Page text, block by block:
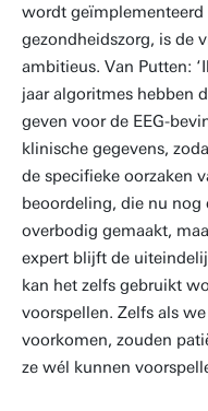
wordt geïmplementeerd
gezondheidszorg, is de
ambitieus. Van Putten:
jaar algoritmes hebben
geven voor de EEG-
klinische gegevens,
de specifieke oorzaken
beoordeling, die nu
overbodig gemaakt,
expert blijft de
kan het zelfs gebruikt
voorspellen. Zelfs als
voorkomen, zouden
ze wél kunnen